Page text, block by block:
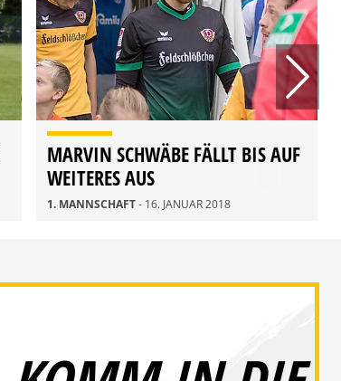
MARVIN SCHWÄBE FÄLLT BIS AUF
WEITERES AUS
1. MANNSCHAFT- 16. JANUAR 2018